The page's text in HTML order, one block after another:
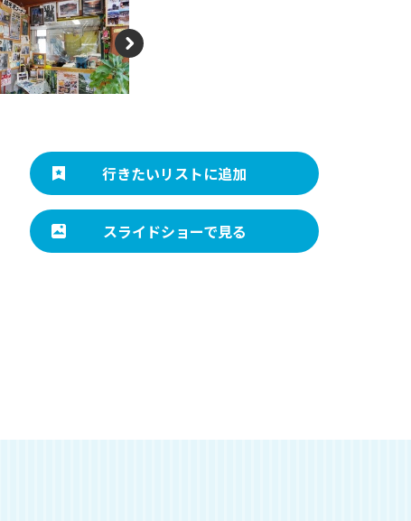
N
e
行きたいリストに追加
スライドショーで見る